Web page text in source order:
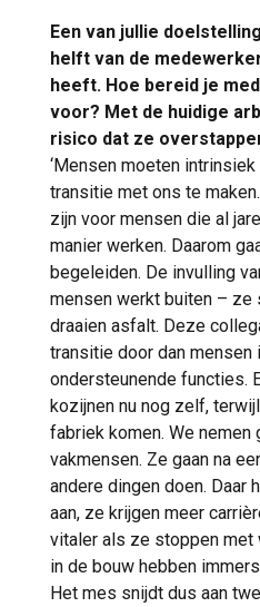
Een van jullie
helft van de
heeft. Hoe bereid je
voor? Met de huidige
risico dat ze
‘Mensen moeten
transitie met ons te
zijn voor mensen die al
manier werken. Daarom
begeleiden. De invulling
mensen werkt buiten – ze
draaien asfalt. Deze
transitie door dan mensen
ondersteunende functies.
kozijnen nu nog zelf,
fabriek komen. We
vakmensen. Ze gaan na
andere dingen doen. Daar
aan, ze krijgen meer
vitaler als ze stoppen met
in de bouw hebben
Het mes snijdt dus aan